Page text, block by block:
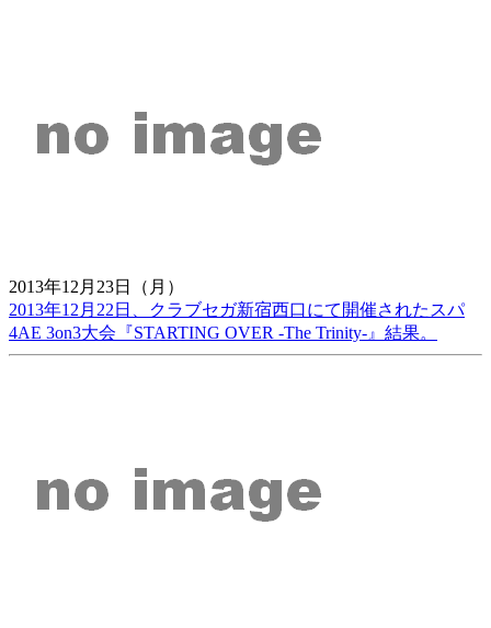
2013年12月23日（月）
2013年12月22日、クラブセガ新宿西口にて開催されたスパ
4AE 3on3大会『STARTING OVER -The Trinity-』結果。